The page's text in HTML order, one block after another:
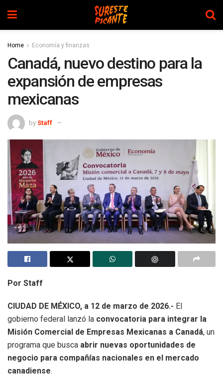
Home Economía y finanzas
Canadá, nuevo destino para la
expansión de empresas
mexicanas
by Staff
Por Staff
CIUDAD DE MÉXICO, a 12 de marzo de 2026.- El
gobierno federal lanzó la convocatoria para integrar la
Misión Comercial de Empresas Mexicanas a Canadá, un
programa que busca abrir nuevas oportunidades de
negocio para compañías nacionales en el mercado
canadiense.